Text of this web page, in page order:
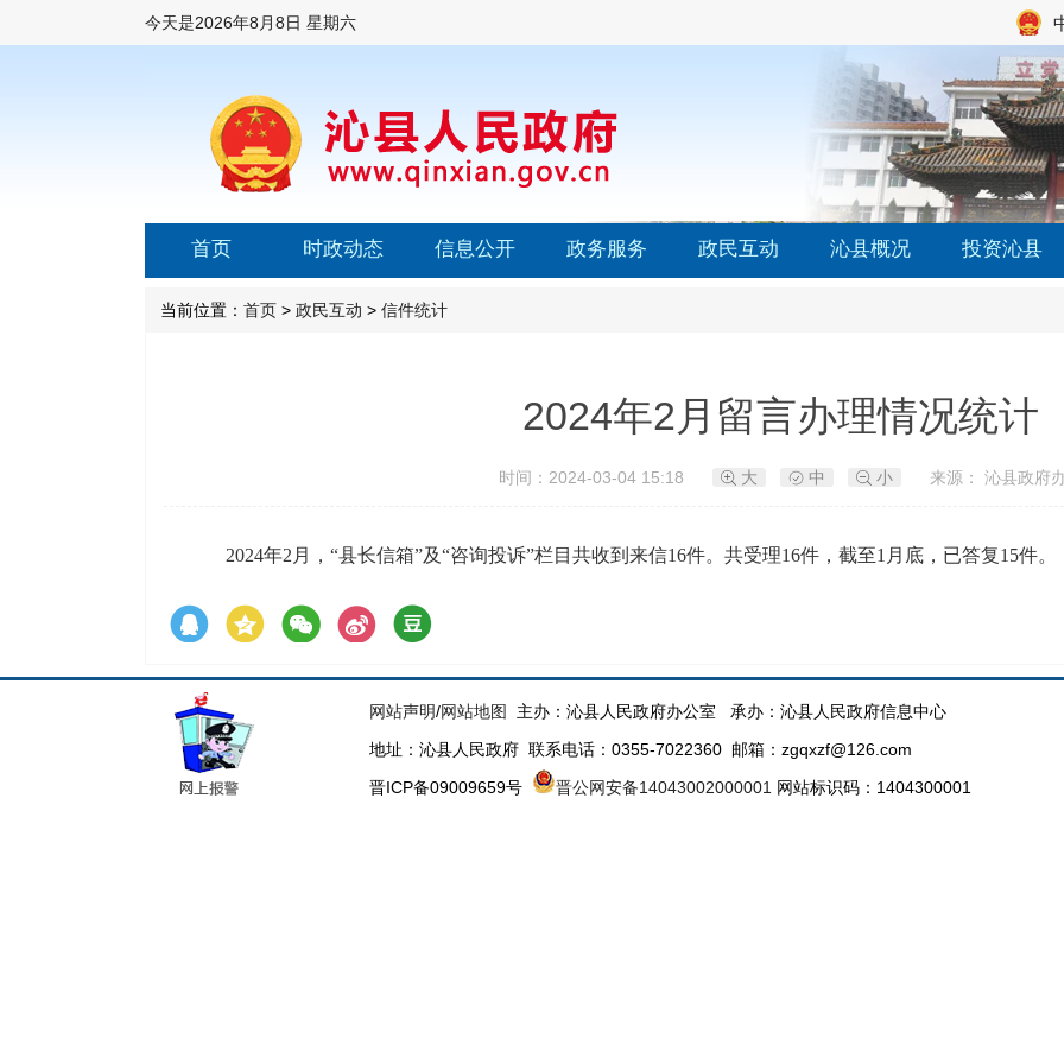
今天是2026年8月8日 星期六
首页 时政动态 信息公开 政务服务 政民互动 沁县概况 投资沁县
当前位置： 首页 > 政民互动 > 信件统计
2024年2月留言办理情况统计
时间：2024-03-04 15:18 大 中 小 来源： 沁县政府
2024年2月，“县长信箱”及“咨询投诉”栏目共收到来信16件。共受理16件，截至1月底，已答复15件。
网站声明/网站地图
主办：沁县人民政府办公室 承办：沁县人民政府信息中心
地址：沁县人民政府 联系电话：0355-7022360 邮箱：zgqxzf@126.com
晋ICP备09009659号
晋公网安备14043002000001 网站标识码：1404300001